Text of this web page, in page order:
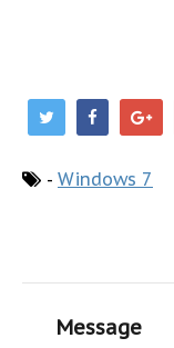
- Windows 7
Message